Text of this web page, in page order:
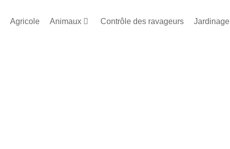
Agricole Animaux Contrôle des ravageurs Jardinage